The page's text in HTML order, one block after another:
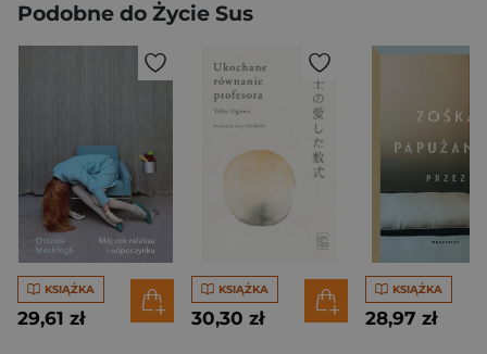
Podobne do Życie Sus
KSIĄŻKA
29,61 zł
KSIĄŻKA
30,30 zł
KSIĄŻKA
28,97 zł